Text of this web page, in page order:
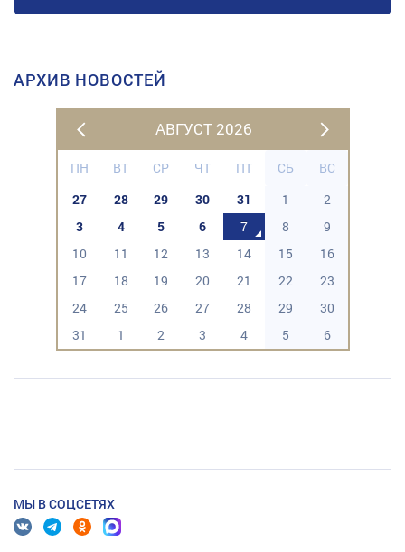
АРХИВ НОВОСТЕЙ
АВГУСТ 2026
ПН ВТ СР ЧТ ПТ СБ
ВС
27
28 29 30 31 1
2
3
4 5 6 7 8
9
10
11 12 13 14 15
16
17
18 19 20 21 22
23
24
25 26 27 28 29
30
31
1 2 3 4 5 6
МЫ В СОЦСЕТЯХ